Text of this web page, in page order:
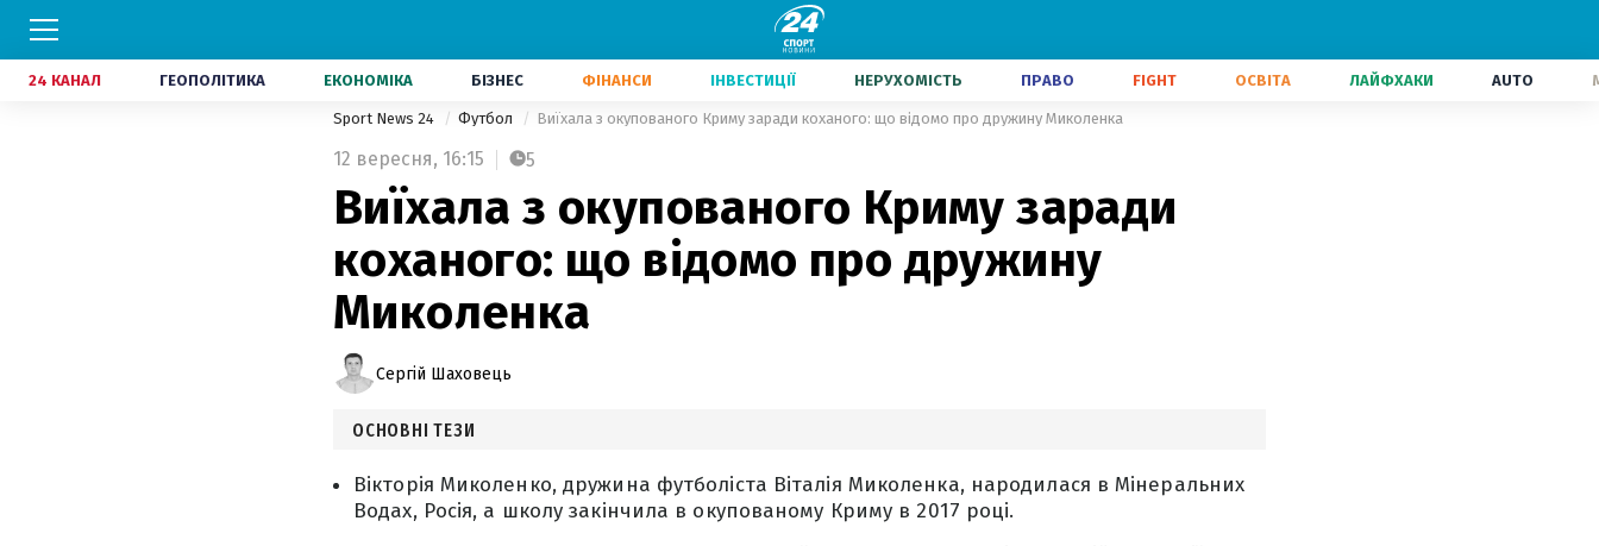
24 КАНАЛ ГЕОПОЛІТИКА ЕКОНОМІКА БІЗНЕС ФІНАНСИ ІНВЕСТИЦІЇ НЕРУХОМІСТЬ ПРАВО FIGHT ОСВІТА ЛАЙФХАКИ AUTO
Sport News 24 Футбол Виїхала з окупованого Криму заради коханого: що відомо про дружину Миколенка
12 вересня, 16:15 5
Виїхала з окупованого Криму заради
коханого: що відомо про дружину
Миколенка
Сергій Шаховець
ОСНОВНІ ТЕЗИ
Вікторія Миколенко, дружина футболіста Віталія Миколенка, народилася в Мінеральних
Водах, Росія, а школу закінчила в окупованому Криму в 2017 році.